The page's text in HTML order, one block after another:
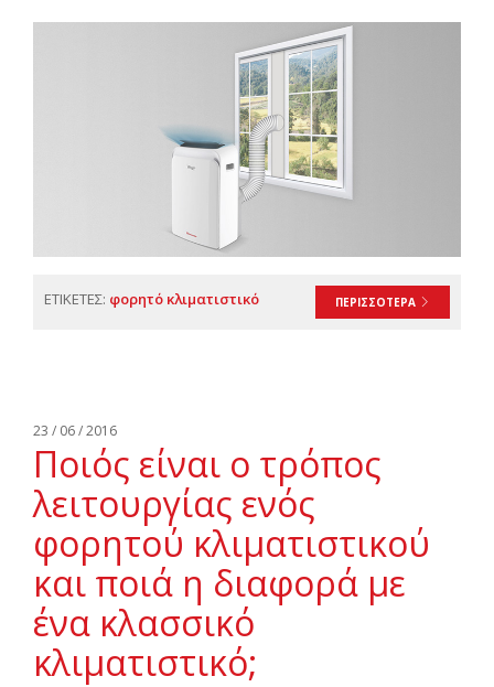
ΠΕΡΙΣΣΟΤΕΡΑ
ΕΤΙΚΕΤΕΣ: φορητό κλιματιστικό
23 / 06 / 2016
Ποιός είναι ο τρόπος
λειτουργίας ενός
φορητού κλιματιστικού
και ποιά η διαφορά με
ένα κλασσικό
κλιματιστικό;